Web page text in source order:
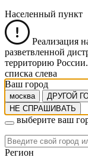
Населенный пункт
Реализация
разветвленной
территорию
списка слева
Ваш город
москва ДРУГОЙ
НЕ СПРАШИВАТЬ
выберите ваш
Регион